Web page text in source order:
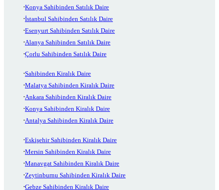
Konya Sahibinden Satılık Daire
İstanbul Sahibinden Satılık Daire
Esenyurt Sahibinden Satılık Daire
Alanya Sahibinden Satılık Daire
Çorlu Sahibinden Satılık Daire
Sahibinden Kiralık Daire
Malatya Sahibinden Kiralık Daire
Ankara Sahibinden Kiralık Daire
Konya Sahibinden Kiralık Daire
Antalya Sahibinden Kiralık Daire
Eskişehir Sahibinden Kiralık Daire
Mersin Sahibinden Kiralık Daire
Manavgat Sahibinden Kiralık Daire
Zeytinburnu Sahibinden Kiralık Daire
Gebze Sahibinden Kiralık Daire